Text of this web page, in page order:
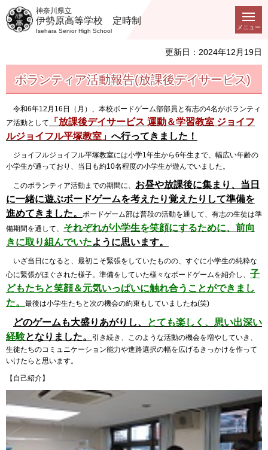
神奈川県立
伊勢原高等学校 定時制
Isehara Senior High School
メニュー
更新日：2024年12月19日
ボランティア活動報告(放課後デイサービス)
令和6年12月16日（月）、本校ボードゲーム部部員と有志の4名がボランティ
ア活動として
「放課後デイサービス 運動＆学習教室 ジョイフ
ルジョイフル平塚教室」 へ行ってきました！
ジョイフルジョイフル平塚教室には小学1年生から6年生まで、幅広い年齢の
小学生が通っており、当日も約10名程度の小学生が遊んでいました。
このボランティア活動までの期間に、 お昼や放課後に集まり、当日
に一緒に遊ぶボードゲームを考えたり覚えたりして準備を
進めてきました。
ボードゲーム部は普段の活動を通して、有志の生徒は準
備期間を通して、 それぞれが小学生を笑顔にするために、前向
きに取り組んでいたように思います。
いざ当日になると、最初こそ緊張をしていたものの、すぐに小学生の純粋な
心に緊張がほぐされた様子。準備をしていた様々なボードゲームを紹介し、 子
どもたちと笑顔＆元気いっぱいに触れ合うことができまし
た。
最後は小学生たちと次の機会の約束もしていましたね(笑)
どのゲームも大盛りあがりし、
とても楽しく、思い出深い
経験となりました。
引き続き、このような活動の機会を増やしていき、
生徒たちのコミュニケーション能力や進路選択の幅を広げるきっかけを作って
いけたらと思います。
【自己紹介】